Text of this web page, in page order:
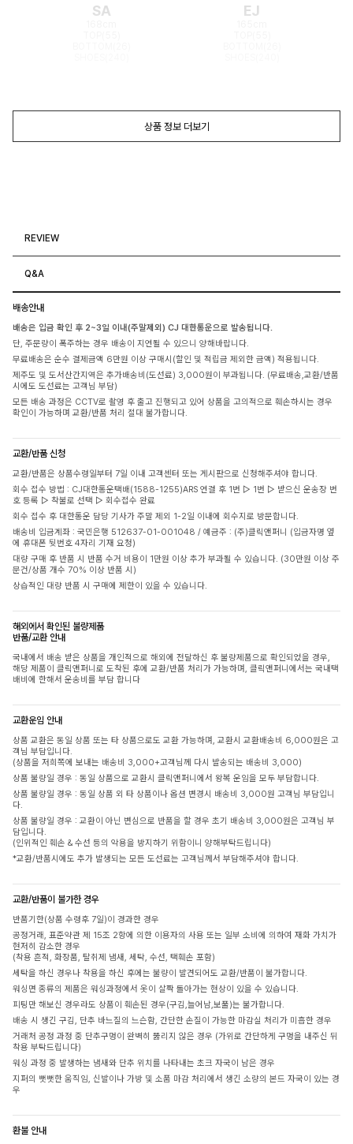
SA EJ
상품 정보 더보기
REVIEW
Q&A
배송안내
배송은 입금 확인 후 2~3일 이내(주말제외) CJ 대한통운으로 발송됩니다.
단, 주문량이 폭주하는 경우 배송이 지연될 수 있으니 양해바랍니다.
무료배송은 순수 결제금액 6만원 이상 구매시(할인 및 적립금 제외한 금액) 적용됩니다.
제주도 및 도서산간지역은 추가배송비(도선료) 3,000원이 부과됩니다. (무료배송,교환/반품
시에도 도선료는 고객님 부담)
모든 배송 과정은 CCTV로 촬영 후 출고 진행되고 있어 상품을 고의적으로 훼손하시는 경우
확인이 가능하며 교환/반품 처리 절대 불가합니다.
교환/반품 신청
교환/반품은 상품수령일부터 7일 이내 고객센터 또는 게시판으로 신청해주셔야 합니다.
회수 접수 방법 : CJ대한통운택배(1588-1255)ARS 연결 후 1번 ▷ 1번 ▷ 받으신 운송장 번
호 등록 ▷ 착불로 선택 ▷ 회수접수 완료
회수 접수 후 대한통운 담당 기사가 주말 제외 1-2일 이내에 회수지로 방문합니다.
배송비 입금계좌 : 국민은행 512637-01-001048 / 예금주 : (주)클릭앤퍼니 (입금자명 옆
에 휴대폰 뒷번호 4자리 기재 요청)
대량 구매 후 반품 시 반품 수거 비용이 1만원 이상 추가 부과될 수 있습니다. (30만원 이상 주
문건/상품 개수 70% 이상 반품 시)
상습적인 대량 반품 시 구매에 제한이 있을 수 있습니다.
해외에서 확인된 불량제품
반품/교환 안내
국내에서 배송 받은 상품을 개인적으로 해외에 전달하신 후 불량제품으로 확인되었을 경우,
해당 제품이 클릭앤퍼니로 도착된 후에 교환/반품 처리가 가능하며, 클릭앤퍼니에서는 국내택
배비에 한해서 운송비를 부담 합니다
교환운임 안내
상품 교환은 동일 상품 또는 타 상품으로도 교환 가능하며, 교환시 교환배송비 6,000원은 고
객님 부담입니다.
(상품을 저희쪽에 보내는 배송비 3,000+고객님께 다시 발송되는 배송비 3,000)
상품 불량일 경우 : 동일 상품으로 교환시 클릭앤퍼니에서 왕복 운임을 모두 부담합니다.
상품 불량일 경우 : 동일 상품 외 타 상품이나 옵션 변경시 배송비 3,000원 고객님 부담입니
다.
상품 불량일 경우 : 교환이 아닌 변심으로 반품을 할 경우 초기 배송비 3,000원은 고객님 부
담입니다.
(인위적인 훼손 & 수선 등의 악용을 방지하기 위함이니 양해부탁드립니다)
*교환/반품시에도 추가 발생되는 모든 도선료는 고객님께서 부담해주셔야 합니다.
교환/반품이 불가한 경우
반품기한(상품 수령후 7일)이 경과한 경우
공정거래, 표준약관 제 15조 2항에 의한 이용자의 사용 또는 일부 소비에 의하여 재화 가치가
현저히 감소한 경우
(착용 흔적, 화장품, 탈취제 냄새, 세탁, 수선, 택훼손 포함)
세탁을 하신 경우나 착용을 하신 후에는 불량이 발견되어도 교환/반품이 불가합니다.
워싱면 종류의 제품은 워싱과정에서 옷이 살짝 돌아가는 현상이 있을 수 있습니다.
피팅만 해보신 경우라도 상품이 훼손된 경우(구김,늘어남,보풀)는 불가합니다.
배송 시 생긴 구김, 단추 바느질의 느슨함, 간단한 손질이 가능한 마감실 처리가 미흡한 경우
거래처 공정 과정 중 단추구멍이 완벽히 뚫리지 않은 경우 (가위로 간단하게 구멍을 내주신 뒤
착용 부탁드립니다)
워싱 과정 중 발생하는 냄새와 단추 위치를 나타내는 초크 자국이 남은 경우
지퍼의 뻣뻣한 움직임, 신발이나 가방 및 소품 마감 처리에서 생긴 소량의 본드 자국이 있는 경
우
환불 안내